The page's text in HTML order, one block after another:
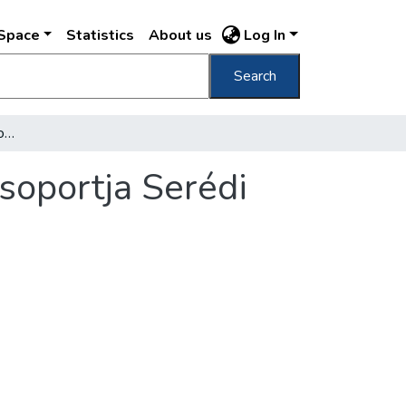
Statistics About us Log In
Search
[Lelki gyakorlatra visszavonult képviselők csoportja Serédi Jusztinián hercegprímással]
Serédi